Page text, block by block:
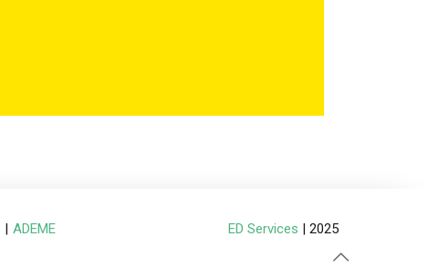
| ADEME ED Services | 2025